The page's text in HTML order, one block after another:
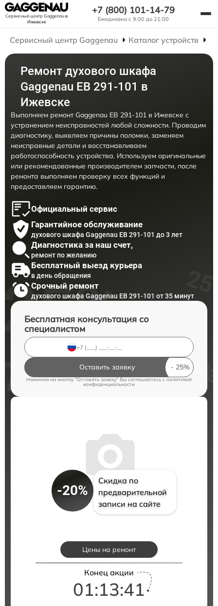
Сервисный центр Gaggenauв
Ижевске
+7 (800) 101-14-79
Ежедневно с 9:00 до 21:00
Сервисный центр Gaggenau Каталог устройств
Ремонт духового шкафа
Gaggenau EB 291-101 в
Ижевске
Выполняем ремонт Gaggenau EB 291-101 в Ижевске с
устранением неисправностей любой сложности. Проводим
диагностику, выявляем причины поломки, заменяем
неисправные детали и восстанавливаем
работоспособность устройства. Используем оригинальные
или рекомендованные производителем запчасти, после
ремонта выполняем проверку всех функций и
предоставляем гарантию.
Официальный сервис
Гарантийное обслуживание
духового шкафа Gaggenau EB 291-101 до 3 лет
Диагностика за наш счет,
ремонт по желанию
Бесплатный выезд курьера
в день обращения
Срочный ремонт
духового шкафа Gaggenau EB 291-101 от 35 минут
Бесплатная консультация со
специалистом
Оставить заявку
Нажимая на кнопку "Оставить заявку" Вы соглашаетесь c политикой
конфиденциальности
-20%
Скидка по
предварительной
записи на сайте
Цены на ремонт
Конец акции
01:13:40